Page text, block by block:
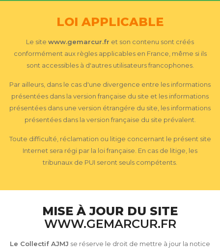
LOI APPLICABLE
Le site www.gemarcur.fr et son contenu sont créés
conformément aux règles applicables en France, même si ils
sont accessibles à d'autres utilisateurs francophones.
Par ailleurs, dans le cas d'une divergence entre les informations
présentées dans la version française du site et les informations
présentées dans une version étrangére du site, les informations
présentées dans la version française du site prévalent.
Toute difficulté, réclamation ou litige concernant le présent site
Internet sera régi par la loi française. En cas de litige, les
tribunaux de PUI seront seuls compétents.
MISE À JOUR DU SITE
WWW.GEMARCUR.FR
Le Collectif AJMJ se réserve le droit de mettre à jour la notice